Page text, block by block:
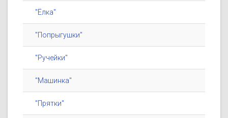
"Ёлка"
"Попрыгушки"
"Ручейки"
"Машинка"
"Прятки"